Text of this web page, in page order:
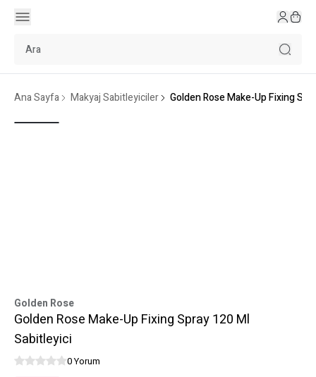
Ana Sayfa Makyaj Sabitleyiciler Golden Rose Make-Up Fixing
Golden Rose
Golden Rose Make-Up Fixing Spray 120 Ml
Sabitleyici
0 Yorum